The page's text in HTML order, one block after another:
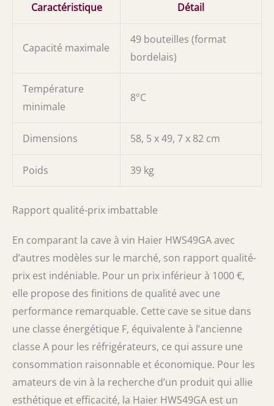
Caractéristique Détail
Capacité maximale
49 bouteilles (format
bordelais)
Température
minimale
8°C
Dimensions 58, 5 x 49, 7 x 82 cm
Poids 39 kg
Rapport qualité-prix imbattable
En comparant la cave à vin Haier HWS49GA avec
d’autres modèles sur le marché, son rapport qualité-
prix est indéniable. Pour un prix inférieur à 1000 €,
elle propose des finitions de qualité avec une
performance remarquable. Cette cave se situe dans
une classe énergétique F, équivalente à l’ancienne
classe A pour les réfrigérateurs, ce qui assure une
consommation raisonnable et économique. Pour les
amateurs de vin à la recherche d’un produit qui allie
esthétique et efficacité, la Haier HWS49GA est un